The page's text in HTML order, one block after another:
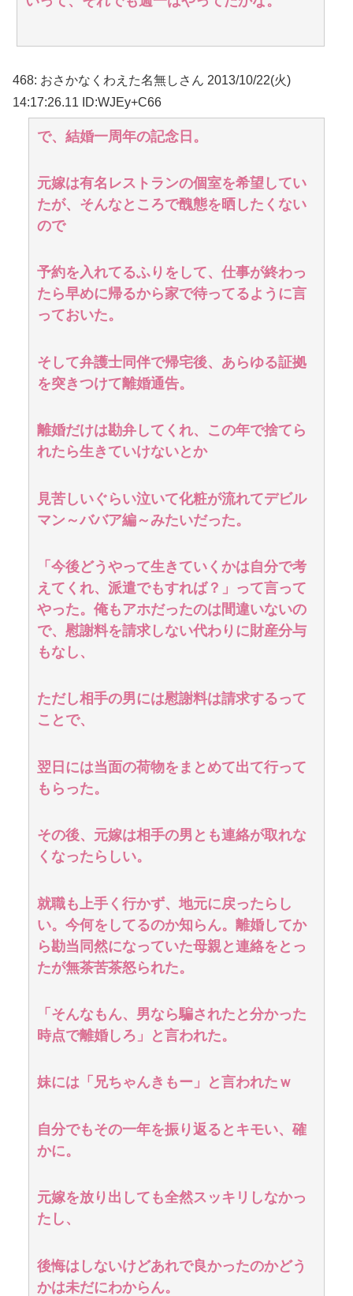
468: おさかなくわえた名無しさん 2013/10/22(火)
14:17:26.11 ID:WJEy+C66
で、結婚一周年の記念日。
元嫁は有名レストランの個室を希望してい
たが、そんなところで醜態を晒したくない
ので
予約を入れてるふりをして、仕事が終わっ
たら早めに帰るから家で待ってるように言
っておいた。
そして弁護士同伴で帰宅後、あらゆる証拠
を突きつけて離婚通告。
離婚だけは勘弁してくれ、この年で捨てら
れたら生きていけないとか
見苦しいぐらい泣いて化粧が流れてデビル
マン～ババア編～みたいだった。
「今後どうやって生きていくかは自分で考
えてくれ、派遣でもすれば？」って言って
やった。俺もアホだったのは間違いないの
で、慰謝料を請求しない代わりに財産分与
もなし、
ただし相手の男には慰謝料は請求するって
ことで、
翌日には当面の荷物をまとめて出て行って
もらった。
その後、元嫁は相手の男とも連絡が取れな
くなったらしい。
就職も上手く行かず、地元に戻ったらし
い。今何をしてるのか知らん。離婚してか
ら勘当同然になっていた母親と連絡をとっ
たが無茶苦茶怒られた。
「そんなもん、男なら騙されたと分かった
時点で離婚しろ」と言われた。
妹には「兄ちゃんきもー」と言われたｗ
自分でもその一年を振り返るとキモい、確
かに。
元嫁を放り出しても全然スッキリしなかっ
たし、
後悔はしないけどあれで良かったのかどう
かは未だにわからん。